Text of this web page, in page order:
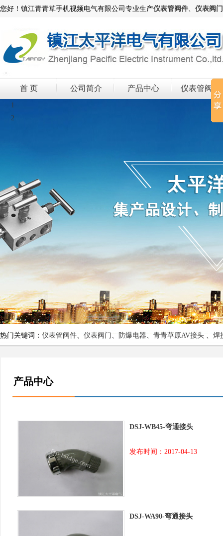
您好！镇江青青草手机视频电气有限公司专业生产仪表管阀件、 仪表阀门
首 页 公司简介 产品中心 仪表管阀件
1
2
热门关键词： 仪表管阀件、 仪表阀门 、 防爆电器、 青青草原AV接头 、 焊
产品中心
DSJ-WB45-弯通接头
发布时间：2017-04-13
DSJ-WA90-弯通接头